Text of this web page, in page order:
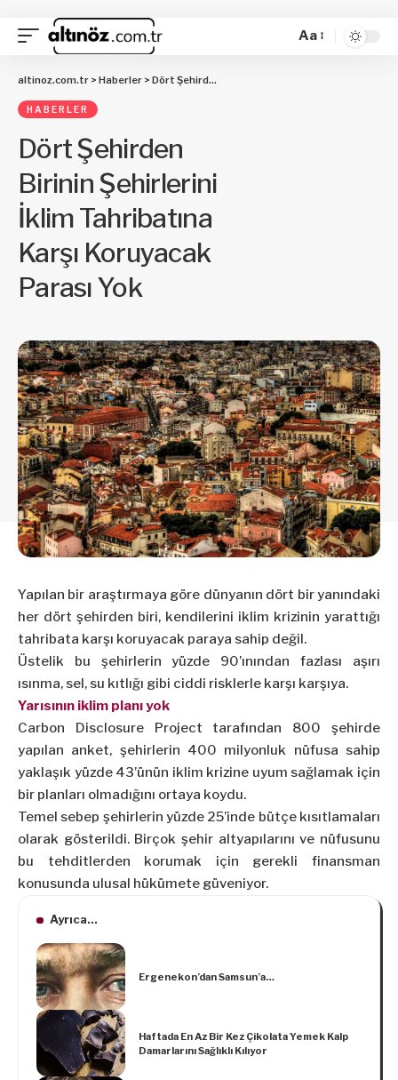
Aa
altinoz.com.tr > Haberler > Dört Şehirden Birinin Şehirlerini İklim Tahribatına Karşı Koruyacak Parası Yok
HABERLER
Dört Şehirden
Birinin Şehirlerini
İklim Tahribatına
Karşı Koruyacak
Parası Yok
Yapılan bir araştırmaya göre dünyanın dört bir yanındaki
her dört şehirden biri, kendilerini iklim krizinin yarattığı
tahribata karşı koruyacak paraya sahip değil.
Üstelik bu şehirlerin yüzde 90’ınından fazlası aşırı
ısınma, sel, su kıtlığı gibi ciddi risklerle karşı karşıya.
Yarısının iklim planı yok
Carbon Disclosure Project tarafından 800 şehirde
yapılan anket, şehirlerin 400 milyonluk nüfusa sahip
yaklaşık yüzde 43’ünün iklim krizine uyum sağlamak için
bir planları olmadığını ortaya koydu.
Temel sebep şehirlerin yüzde 25’inde bütçe kısıtlamaları
olarak gösterildi. Birçok şehir altyapılarını ve nüfusunu
bu tehditlerden korumak için gerekli finansman
konusunda ulusal hükümete güveniyor.
Ayrıca...
Ergenekon’dan Samsun’a…
Haftada En Az Bir Kez Çikolata Yemek Kalp
Damarlarını Sağlıklı Kılıyor